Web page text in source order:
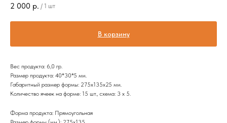
2 000 р. / 1 шт
В корзину
Вес продукта: 6,0 гр.
Размер продукта: 40*30*5 мм.
Габаритный размер формы: 275х135х25 мм.
Количество ячеек на форме: 15 шт., схема: 3 х 5.
Форма продукта: Прямоугольная